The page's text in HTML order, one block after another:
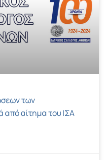
των
από αίτημα του ΙΣΑ